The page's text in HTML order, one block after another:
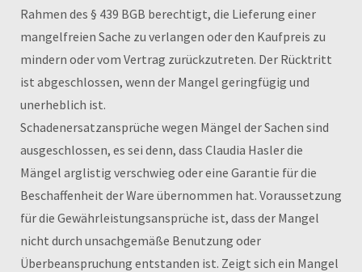
Rahmen des § 439 BGB berechtigt, die Lieferung einer
mangelfreien Sache zu verlangen oder den Kaufpreis zu
mindern oder vom Vertrag zurückzutreten. Der Rücktritt
ist abgeschlossen, wenn der Mangel geringfügig und
unerheblich ist.
Schadenersatzansprüche wegen Mängel der Sachen sind
ausgeschlossen, es sei denn, dass Claudia Hasler die
Mängel arglistig verschwieg oder eine Garantie für die
Beschaffenheit der Ware übernommen hat. Voraussetzung
für die Gewährleistungsansprüche ist, dass der Mangel
nicht durch unsachgemäße Benutzung oder
Überbeanspruchung entstanden ist. Zeigt sich ein Mangel